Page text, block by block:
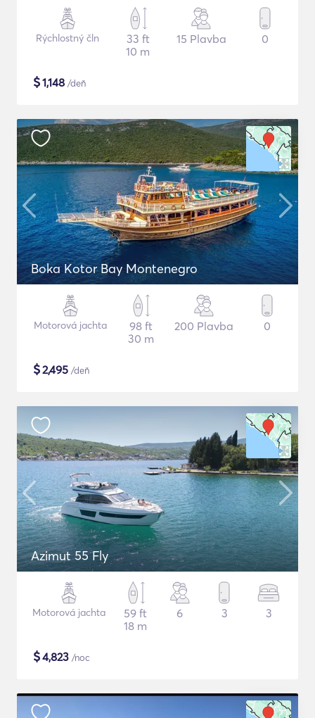
Rýchlostný čln
33 ft
10 m
15 Plavba 0
$1,148 /deň
Boka Kotor Bay Montenegro
Motorová jachta
98 ft
30 m
200 Plavba 0
$2,495 /deň
Azimut 55 Fly
Motorová jachta
59 ft
18 m
6 3 3
$4,823 /noc